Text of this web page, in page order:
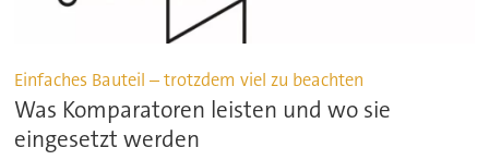
Einfaches Bauteil – trotzdem viel zu beachten
Was Komparatoren leisten und wo sie
eingesetzt werden